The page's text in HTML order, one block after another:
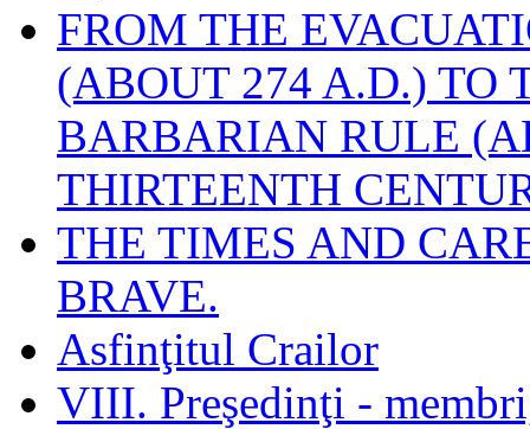
FROM THE
(ABOUT 274 A.D.) TO
BARBARIAN RULE
THIRTEENTH
THE TIMES AND
BRAVE.
Asfinţitul Crailor
VIII. Preşedinţi -